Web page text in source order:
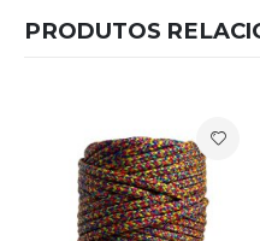
PRODUTOS